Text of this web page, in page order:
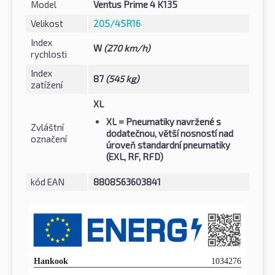
Model
Ventus Prime 4 K135
Velikost
205/45R16
Index
rychlosti
W(270 km/h)
Index
zatížení
87 (545 kg)
Zvláštní
označení
XL
XL= Pneumatiky navržené s
dodatečnou, větší nosností nad
úroveň standardní pneumatiky
(EXL, RF, RFD)
kód EAN 8808563603841